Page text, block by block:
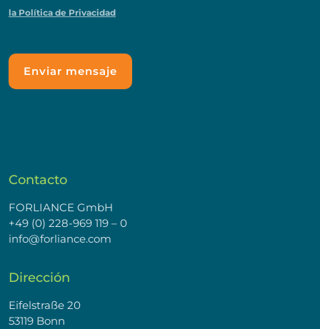
la Política de Privacidad
Contacto
FORLIANCE GmbH
+49 (0) 228-969 119 – 0
info@forliance.com
Dirección
Eifelstraße 20
53119 Bonn